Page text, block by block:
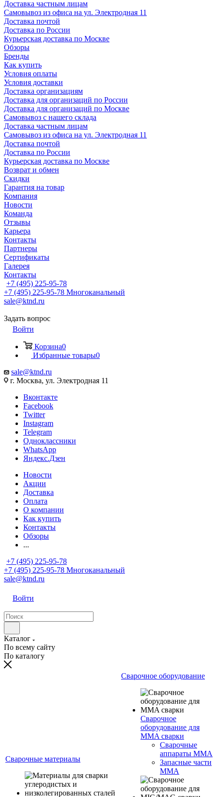
Доставка частным лицам
Самовывоз из офиса на ул. Электродная 11
Доставка почтой
Доставка по России
Курьерская доставка по Москве
Обзоры
Бренды
Как купить
Условия оплаты
Условия доставки
Доставка организациям
Доставка для организаций по России
Доставка для организаций по Москве
Самовывоз с нашего склада
Доставка частным лицам
Самовывоз из офиса на ул. Электродная 11
Доставка почтой
Доставка по России
Курьерская доставка по Москве
Возврат и обмен
Скидки
Гарантия на товар
Компания
Новости
Команда
Отзывы
Карьера
Контакты
Партнеры
Сертификаты
Галерея
Контакты
+7 (495) 225-95-78
+7 (495) 225-95-78 Многоканальный
sale@ktnd.ru
Задать вопрос
Войти
Корзина0
Избранные товары0
sale@ktnd.ru
г. Москва, ул. Электродная 11
Вконтакте
Facebook
Twitter
Instagram
Telegram
Одноклассники
WhatsApp
Яндекс.Дзен
Новости
Акции
Доставка
Оплата
О компании
Как купить
Контакты
Обзоры
...
+7 (495) 225-95-78
+7 (495) 225-95-78 Многоканальный
sale@ktnd.ru
Войти
Каталог
По всему сайту
По каталогу
Сварочные материалы
Сварочное оборудование
Сварочное
оборудование для
MMA сварки
Сварочные
аппараты MMA
Запасные части
MMA